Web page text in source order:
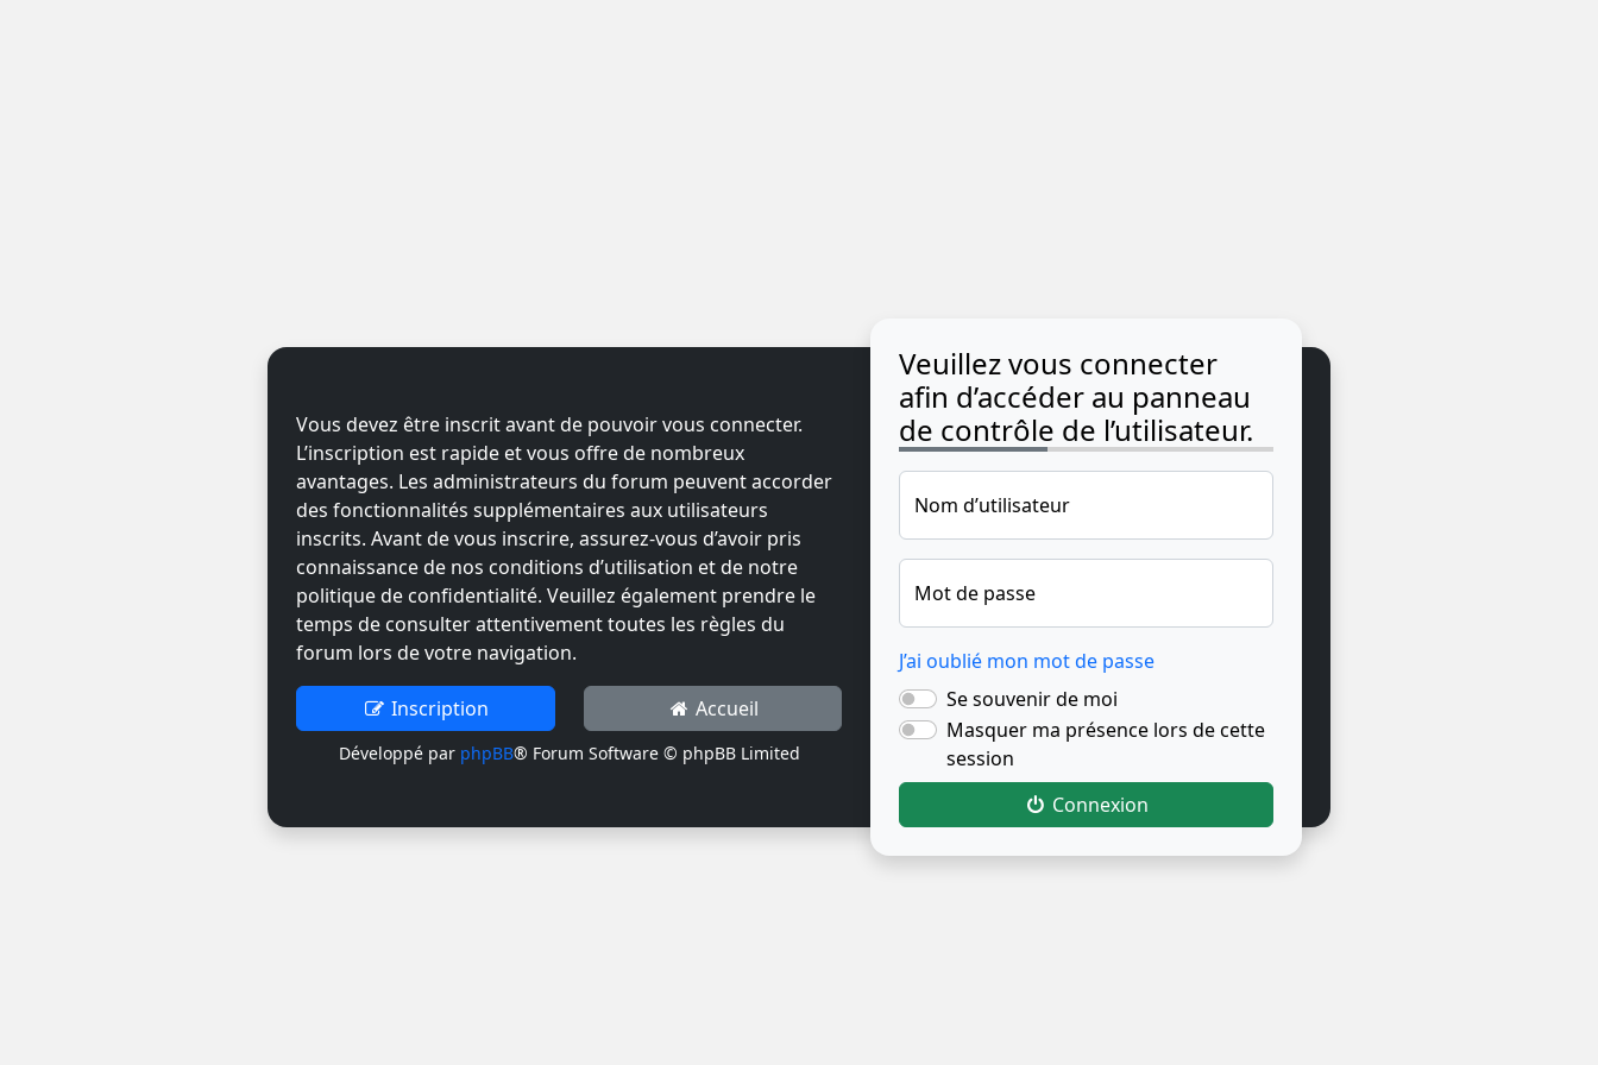
Vous devez être inscrit avant de pouvoir vous connecter.
L’inscription est rapide et vous offre de nombreux
avantages. Les administrateurs du forum peuvent accorder
des fonctionnalités supplémentaires aux utilisateurs
inscrits. Avant de vous inscrire, assurez-vous d’avoir pris
connaissance de nos conditions d’utilisation et de notre
politique de confidentialité. Veuillez également prendre le
temps de consulter attentivement toutes les règles du
forum lors de votre navigation.
Inscription Accueil
Développé par phpBB® Forum Software © phpBB Limited
Veuillez vous connecter
afin d’accéder au panneau
de contrôle de l’utilisateur.
Nom d’utilisateur
Mot de passe
J’ai oublié mon mot de passe
Se souvenir de moi
Masquer ma présence lors de cette
session
Connexion